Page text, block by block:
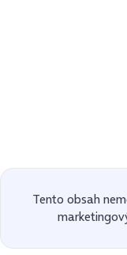
Tento obsah